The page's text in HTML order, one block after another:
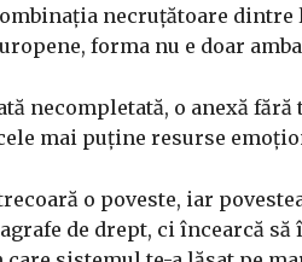
necruțătoare
forma nu e doar
necompletată, o anexă fără
mai puține resurse
o poveste, iar
de drept, ci încearcă